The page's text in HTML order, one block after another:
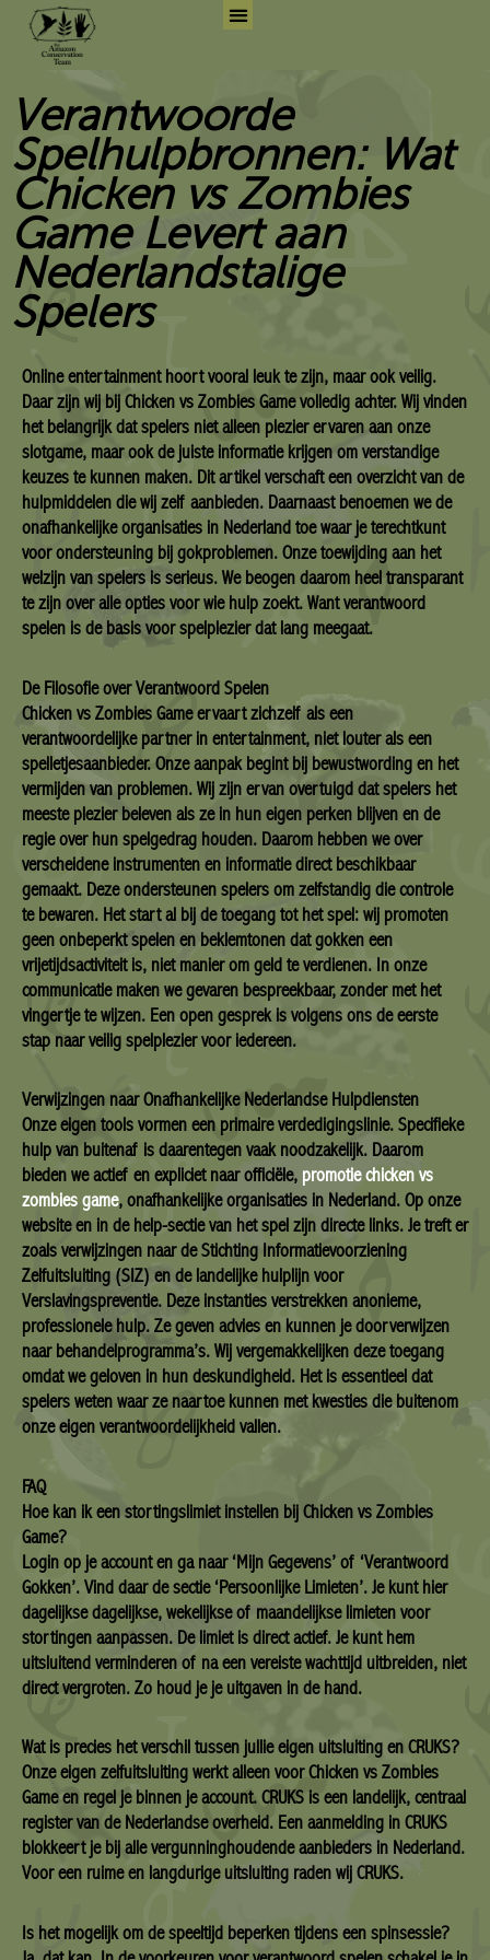
content
Verantwoorde
Spelhulpbronnen: Wat
Chicken vs Zombies
Game Levert aan
Nederlandstalige
Spelers
Online entertainment hoort vooral leuk te zijn, maar ook veilig.
Daar zijn wij bij Chicken vs Zombies Game volledig achter. Wij vinden
het belangrijk dat spelers niet alleen plezier ervaren aan onze
slotgame, maar ook de juiste informatie krijgen om verstandige
keuzes te kunnen maken. Dit artikel verschaft een overzicht van de
hulpmiddelen die wij zelf aanbieden. Daarnaast benoemen we de
onafhankelijke organisaties in Nederland toe waar je terechtkunt
voor ondersteuning bij gokproblemen. Onze toewijding aan het
welzijn van spelers is serieus. We beogen daarom heel transparant
te zijn over alle opties voor wie hulp zoekt. Want verantwoord
spelen is de basis voor spelplezier dat lang meegaat.
De Filosofie over Verantwoord Spelen
Chicken vs Zombies Game ervaart zichzelf als een
verantwoordelijke partner in entertainment, niet louter als een
spelletjesaanbieder. Onze aanpak begint bij bewustwording en het
vermijden van problemen. Wij zijn ervan overtuigd dat spelers het
meeste plezier beleven als ze in hun eigen perken blijven en de
regie over hun spelgedrag houden. Daarom hebben we over
verscheidene instrumenten en informatie direct beschikbaar
gemaakt. Deze ondersteunen spelers om zelfstandig die controle
te bewaren. Het start al bij de toegang tot het spel: wij promoten
geen onbeperkt spelen en beklemtonen dat gokken een
vrijetijdsactiviteit is, niet manier om geld te verdienen. In onze
communicatie maken we gevaren bespreekbaar, zonder met het
vingertje te wijzen. Een open gesprek is volgens ons de eerste
stap naar veilig spelplezier voor iedereen.
Verwijzingen naar Onafhankelijke Nederlandse Hulpdiensten
Onze eigen tools vormen een primaire verdedigingslinie. Specifieke
hulp van buitenaf is daarentegen vaak noodzakelijk. Daarom
bieden we actief en expliciet naar officiële, promotie chicken vs
zombies game, onafhankelijke organisaties in Nederland. Op onze
website en in de help-sectie van het spel zijn directe links. Je treft er
zoals verwijzingen naar de Stichting Informatievoorziening
Zelfuitsluiting (SIZ) en de landelijke hulplijn voor
Verslavingspreventie. Deze instanties verstrekken anonieme,
professionele hulp. Ze geven advies en kunnen je doorverwijzen
naar behandelprogramma’s. Wij vergemakkelijken deze toegang
omdat we geloven in hun deskundigheid. Het is essentieel dat
spelers weten waar ze naartoe kunnen met kwesties die buitenom
onze eigen verantwoordelijkheid vallen.
FAQ
Hoe kan ik een stortingslimiet instellen bij Chicken vs Zombies
Game?
Login op je account en ga naar ‘Mijn Gegevens’ of ‘Verantwoord
Gokken’. Vind daar de sectie ‘Persoonlijke Limieten’. Je kunt hier
dagelijkse dagelijkse, wekelijkse of maandelijkse limieten voor
stortingen aanpassen. De limiet is direct actief. Je kunt hem
uitsluitend verminderen of na een vereiste wachttijd uitbreiden, niet
direct vergroten. Zo houd je je uitgaven in de hand.
Wat is precies het verschil tussen jullie eigen uitsluiting en CRUKS?
Onze eigen zelfuitsluiting werkt alleen voor Chicken vs Zombies
Game en regel je binnen je account. CRUKS is een landelijk, centraal
register van de Nederlandse overheid. Een aanmelding in CRUKS
blokkeert je bij alle vergunninghoudende aanbieders in Nederland.
Voor een ruime en langdurige uitsluiting raden wij CRUKS.
Is het mogelijk om de speeltijd beperken tijdens een spinsessie?